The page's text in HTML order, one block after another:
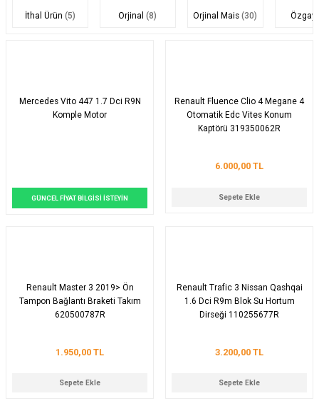
İthal Ürün (5) Orjinal(8) Orjinal Mais(30)
Mercedes Vito 447 1.7 Dci R9N
Komple Motor
GÜNCEL FİYAT BİLGİSİ İSTEYİN
Renault Fluence Clio 4 Megane 4
Otomatik Edc Vites Konum
Kaptörü 319350062R
6.000,00 TL
Sepete Ekle
Renault Master 3 2019> Ön
Tampon Bağlantı Braketi Takım
620500787R
1.950,00 TL
Sepete Ekle
Renault Trafic 3 Nissan Qashqai
1.6 Dci R9m Blok Su Hortum
Dirseği 110255677R
3.200,00 TL
Sepete Ekle